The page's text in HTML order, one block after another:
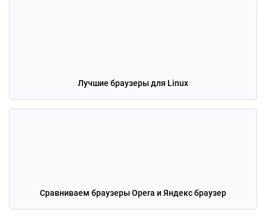
Лучшие браузеры для Linux
Сравниваем браузеры Opera и Яндекс браузер